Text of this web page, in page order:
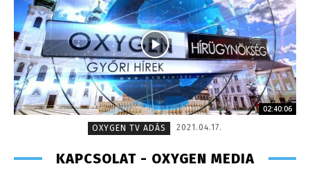
02:40:06
OXYGEN TV ADÁS
2021.04.17.
KAPCSOLAT - OXYGEN MEDIA